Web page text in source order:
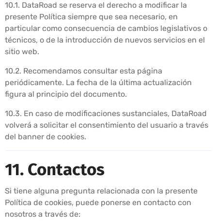
10.1. DataRoad se reserva el derecho a modificar la
presente Política siempre que sea necesario, en
particular como consecuencia de cambios legislativos o
técnicos, o de la introducción de nuevos servicios en el
sitio web.
10.2. Recomendamos consultar esta página
periódicamente. La fecha de la última actualización
figura al principio del documento.
10.3. En caso de modificaciones sustanciales, DataRoad
volverá a solicitar el consentimiento del usuario a través
del banner de cookies.
11. Contactos
Si tiene alguna pregunta relacionada con la presente
Política de cookies, puede ponerse en contacto con
nosotros a través de: